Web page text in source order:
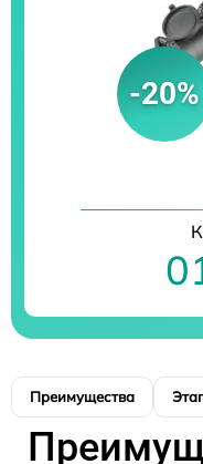
-20%
Преимущества